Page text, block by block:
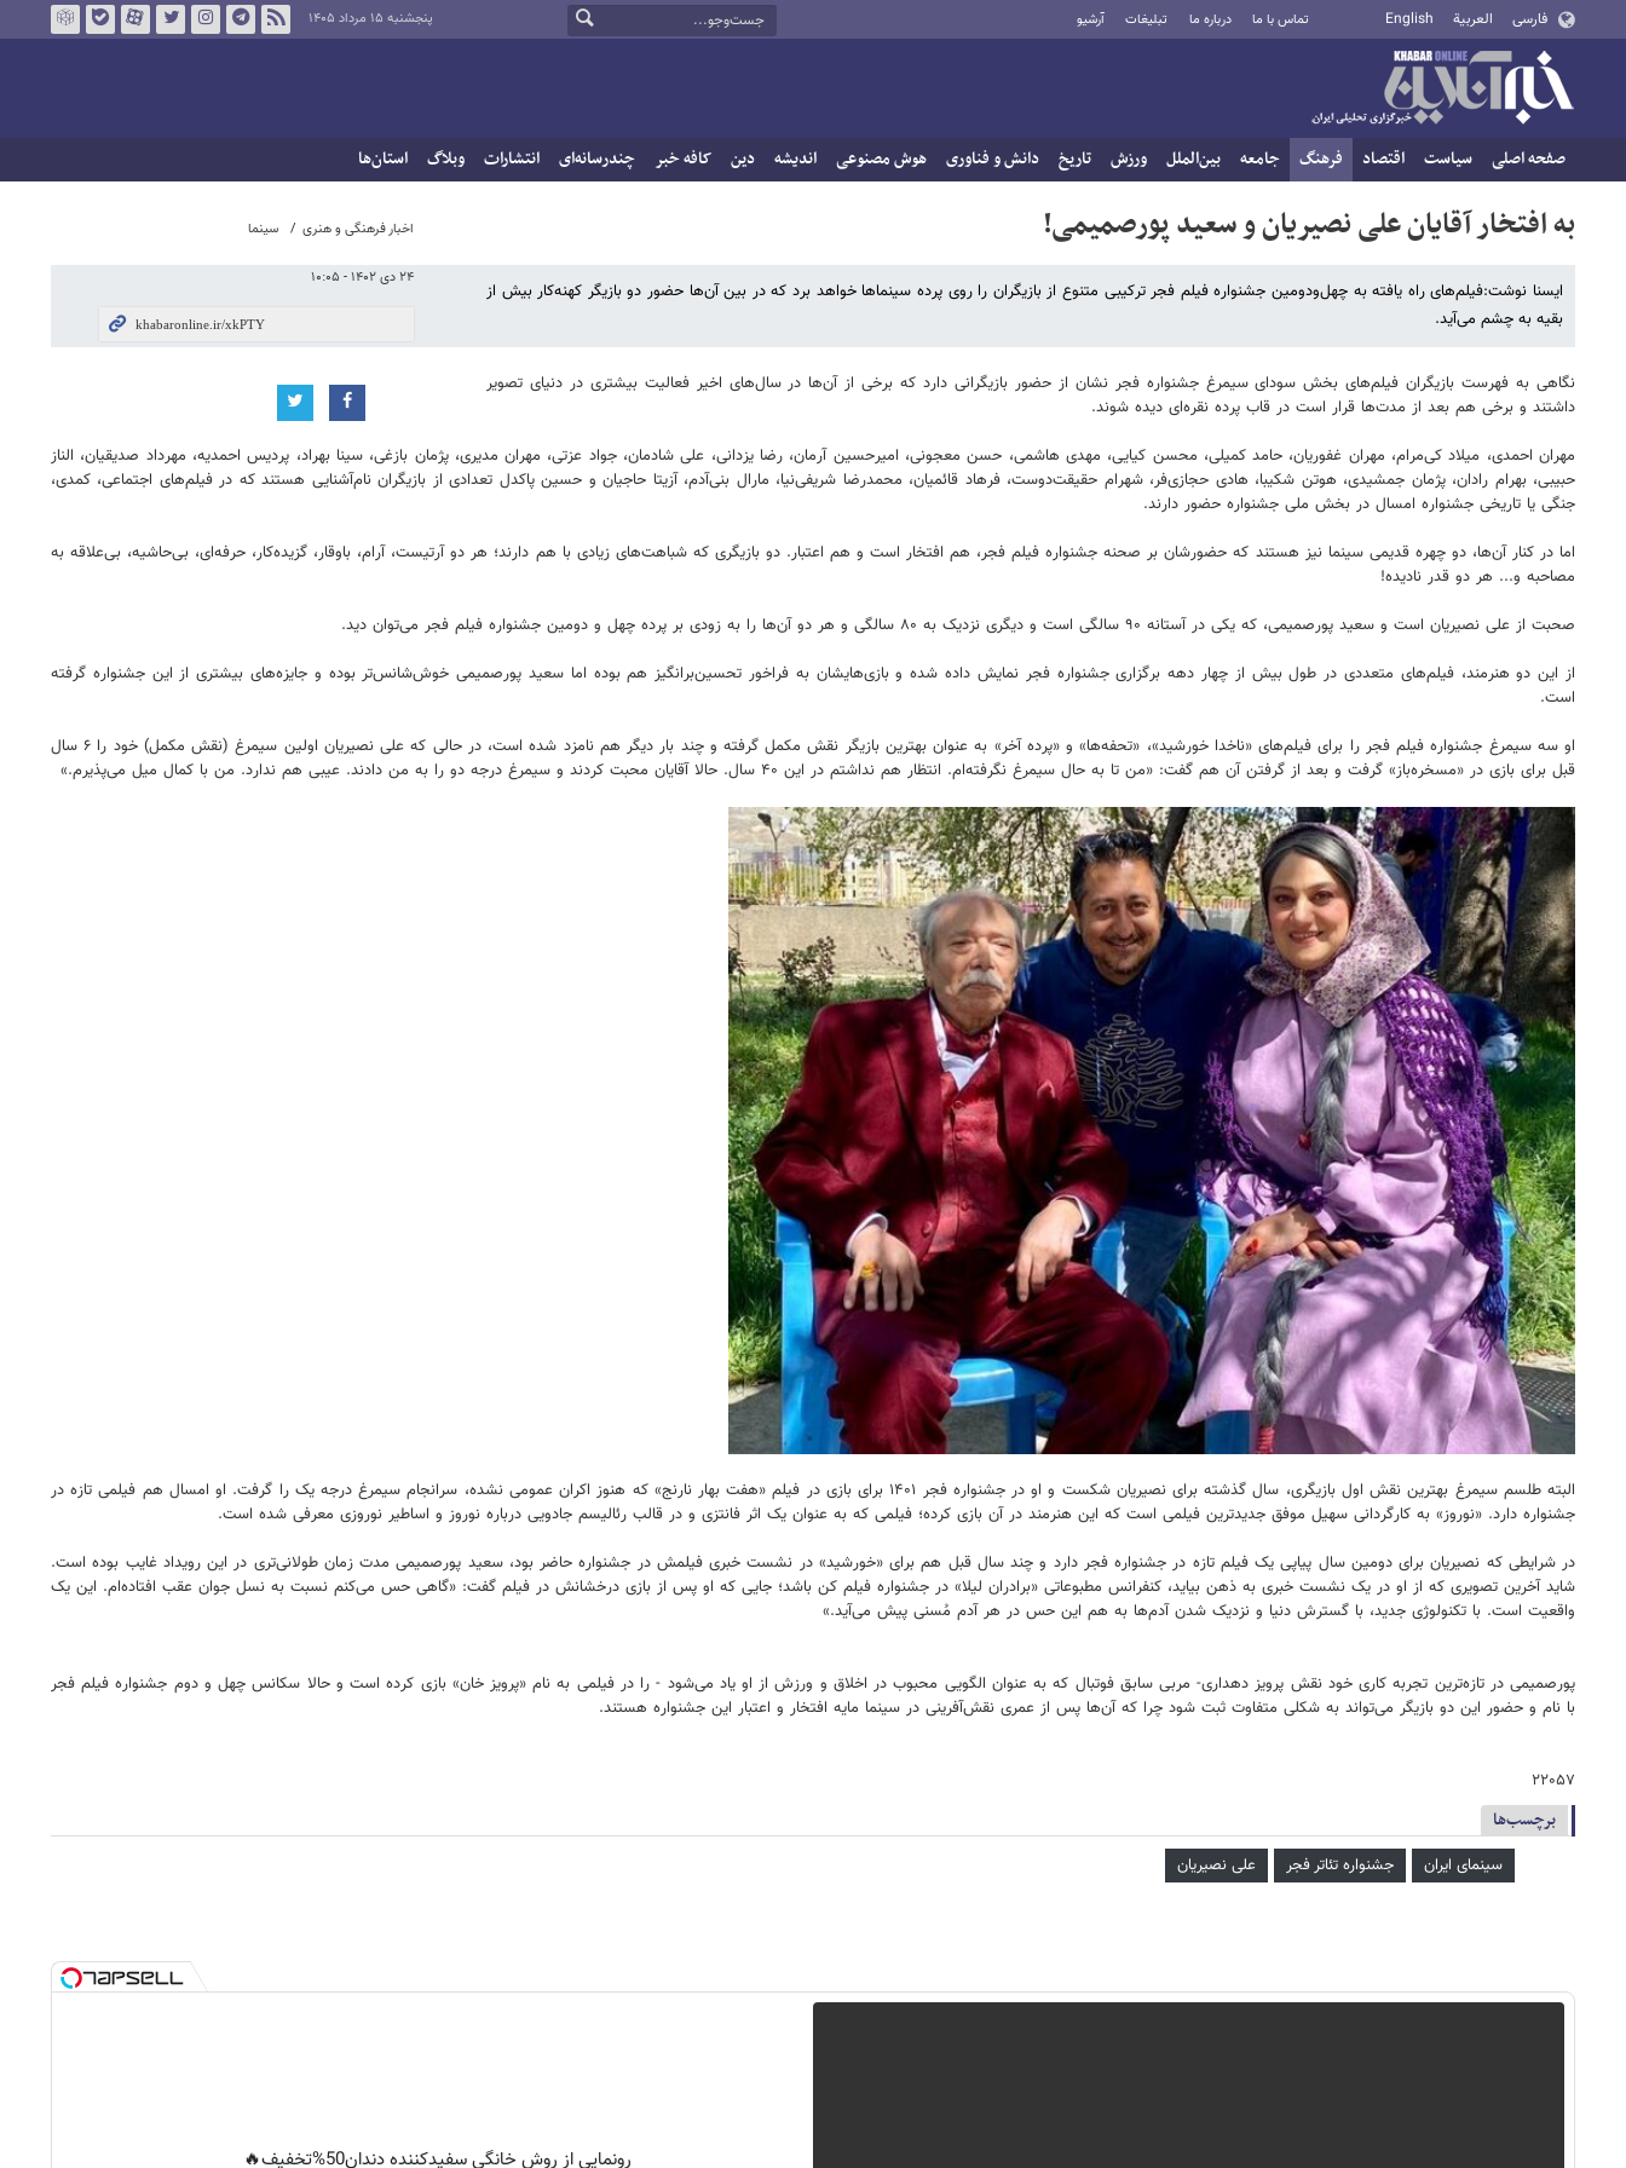
فارسی العربية English تماس با ما درباره ما تبلیغات آرشیو پنجشنبه ۱۵ مرداد ۱۴۰۵
صفحه اصلی سیاست اقتصاد فرهنگ جامعه بین‌الملل ورزش تاریخ دانش و فناوری هوش مصنوعی اندیشه دین کافه خبر چندرسانه‌ای انتشارات وبلاگ استان‌ها
اخبار فرهنگی و هنری سینما
۲۴ دی ۱۴۰۲ - ۱۰:۰۵
به افتخار آقایان علی نصیریان و سعید پورصمیمی!
ایسنا نوشت:فیلم‌های راه یافته به چهل‌ودومین جشنواره فیلم فجر ترکیبی متنوع از بازیگران را روی پرده سینماها خواهد برد که در بین آن‌ها حضور دو بازیگر کهنه‌کار بیش از
بقیه به چشم می‌آید.
نگاهی به فهرست بازیگران فیلم‌های بخش سودای سیمرغ جشنواره فجر نشان از حضور بازیگرانی دارد که برخی از آن‌ها در سال‌های اخیر فعالیت بیشتری در دنیای تصویر
داشتند و برخی هم بعد از مدت‌ها قرار است در قاب پرده نقره‌ای دیده شوند.
مهران احمدی، میلاد کی‌مرام، مهران غفوریان، حامد کمیلی، محسن کیایی، مهدی هاشمی، حسن معجونی، امیرحسین آرمان، رضا یزدانی، علی شادمان، جواد عزتی، مهران مدیری، پژمان بازغی، سینا بهراد، پردیس احمدیه، مهرداد صدیقیان، الناز
حبیبی، بهرام رادان، پژمان جمشیدی، هوتن شکیبا، هادی حجازی‌فر، شهرام حقیقت‌دوست، فرهاد قائمیان، محمدرضا شریفی‌نیا، مارال بنی‌آدم، آزیتا حاجیان و حسین پاکدل تعدادی از بازیگران نام‌آشنایی هستند که در فیلم‌های اجتماعی، کمدی،
جنگی یا تاریخی جشنواره امسال در بخش ملی جشنواره حضور دارند.
اما در کنار آن‌ها، دو چهره قدیمی سینما نیز هستند که حضورشان بر صحنه جشنواره فیلم فجر، هم افتخار است و هم اعتبار. دو بازیگری که شباهت‌های زیادی با هم دارند؛ هر دو آرتیست، آرام، باوقار، گزیده‌کار، حرفه‌ای، بی‌حاشیه، بی‌علاقه به
مصاحبه و... هر دو قدر نادیده!
صحبت از علی نصیریان است و سعید پورصمیمی، که یکی در آستانه ۹۰ سالگی است و دیگری نزدیک به ۸۰ سالگی و هر دو آن‌ها را به زودی بر پرده چهل و دومین جشنواره فیلم فجر می‌توان دید.
از این دو هنرمند، فیلم‌های متعددی در طول بیش از چهار دهه برگزاری جشنواره فجر نمایش داده شده و بازی‌هایشان به فراخور تحسین‌برانگیز هم بوده اما سعید پورصمیمی خوش‌شانس‌تر بوده و جایزه‌های بیشتری از این جشنواره گرفته
است.
او سه سیمرغ جشنواره فیلم فجر را برای فیلم‌های «ناخدا خورشید»، «تحفه‌ها» و «پرده آخر» به عنوان بهترین بازیگر نقش مکمل گرفته و چند بار دیگر هم نامزد شده است، در حالی که علی نصیریان اولین سیمرغ (نقش مکمل) خود را ۶ سال
قبل برای بازی در «مسخره‌باز» گرفت و بعد از گرفتن آن هم گفت:‌ «من تا به حال سیمرغ نگرفته‌ام. انتظار هم نداشتم در این ۴۰ سال. حالا آقایان محبت کردند و سیمرغ درجه دو را به من دادند. عیبی هم ندارد. من با کمال میل می‌پذیرم.»
البته طلسم سیمرغ بهترین نقش اول بازیگری، سال گذشته برای نصیریان شکست و او در جشنواره فجر ۱۴۰۱ برای بازی در فیلم «هفت بهار نارنج» که هنوز اکران عمومی نشده، سرانجام سیمرغ درجه یک را گرفت. او امسال هم فیلمی تازه در
جشنواره دارد. «نوروز» به کارگردانی سهیل موفق جدیدترین فیلمی است که این هنرمند در آن بازی کرده؛ فیلمی که به عنوان یک اثر فانتزی و در قالب رئالیسم جادویی درباره نوروز و اساطیر نوروزی معرفی شده است.
در شرایطی که نصیریان برای دومین سال پیاپی یک فیلم تازه در جشنواره فجر دارد و چند سال قبل هم برای «خورشید» در نشست خبری فیلمش در جشنواره حاضر بود، سعید پورصمیمی مدت‌ زمان طولانی‌تری در این رویداد غایب بوده است.
شاید آخرین تصویری که از او در یک نشست خبری به ذهن بیاید، کنفرانس مطبوعاتی «برادران لیلا» در جشنواره فیلم کن باشد؛ جایی که او پس از بازی درخشانش در فیلم گفت: «گاهی حس می‌کنم نسبت به نسل جوان عقب افتاده‌ام. این یک
واقعیت است. با تکنولوژی جدید، با گسترش دنیا و نزدیک شدن آدم‌ها به هم این حس در هر آدم مُسنی پیش می‌آید.»
پورصمیمی در تازه‌ترین تجربه کاری خود نقش پرویز دهداری- مربی سابق فوتبال که به عنوان الگویی محبوب در اخلاق و ورزش از او یاد می‌شود - را در فیلمی به نام «پرویز خان» بازی کرده است و حالا سکانس چهل و دوم جشنواره فیلم فجر
با نام و حضور این دو بازیگر می‌تواند به شکلی متفاوت ثبت شود چرا که آن‌ها پس از عمری نقش‌آفرینی در سینما مایه افتخار و اعتبار این جشنواره هستند.
۲۲۰۵۷
برچسب‌ها
سینمای ایران جشنواره تئاتر فجر علی نصیریان
رونمایی از روش خانگی سفیدکننده دندان50%تخفیف🔥